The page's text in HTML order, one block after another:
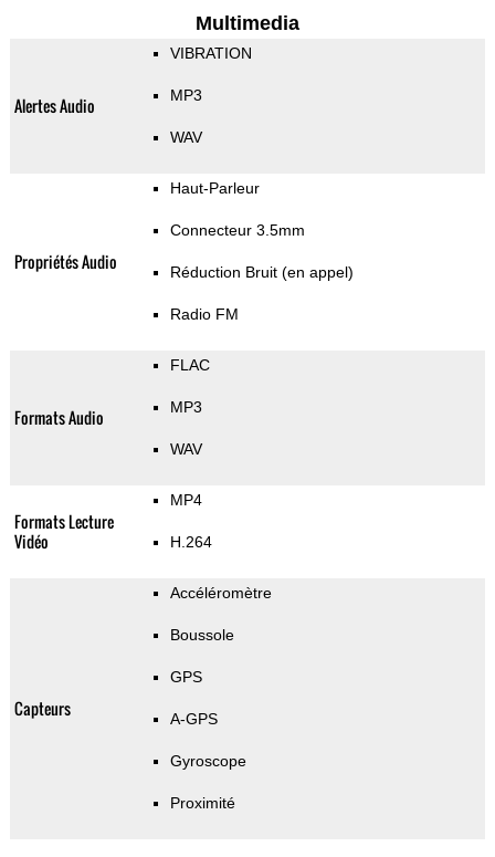
Multimedia
Alertes Audio
VIBRATION
MP3
WAV
Propriétés Audio
Haut-Parleur
Connecteur 3.5mm
Réduction Bruit (en appel)
Radio FM
Formats Audio
FLAC
MP3
WAV
Formats Lecture
Vidéo
MP4
H.264
Capteurs
Accéléromètre
Boussole
GPS
A-GPS
Gyroscope
Proximité